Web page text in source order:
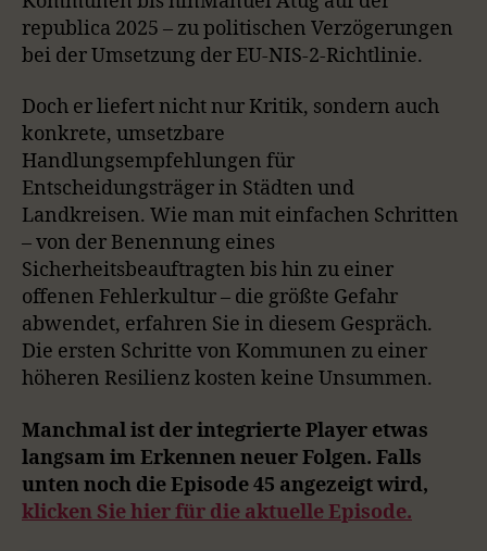
republica 2025 – zu politischen Verzögerungen
bei der Umsetzung der EU-NIS-2-Richtlinie.
Doch er liefert nicht nur Kritik, sondern auch
konkrete, umsetzbare
Handlungsempfehlungen für
Entscheidungsträger in Städten und
Landkreisen. Wie man mit einfachen Schritten
– von der Benennung eines
Sicherheitsbeauftragten bis hin zu einer
offenen Fehlerkultur – die größte Gefahr
abwendet, erfahren Sie in diesem Gespräch.
Die ersten Schritte von Kommunen zu einer
höheren Resilienz kosten keine Unsummen.
Manchmal ist der integrierte Player etwas
langsam im Erkennen neuer Folgen. Falls
unten noch die Episode 45 angezeigt wird,
klicken Sie hier für die aktuelle Episode.